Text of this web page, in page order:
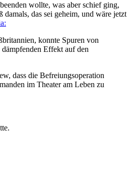
wollte, was aber schief ging,
das sei geheim, und wäre jetzt
konnte Spuren von
Effekt auf den
dass die Befreiungsoperation
im Theater am Leben zu